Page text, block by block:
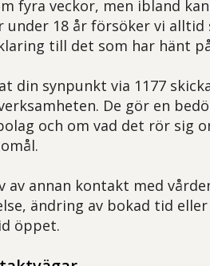
fyra veckor, men ibland
under 18 år försöker vi
till det som har hänt
din synpunkt via 1177
De gör en
och om vad det rör sig
av annan kontakt med
ändring av bokad tid
öppet.